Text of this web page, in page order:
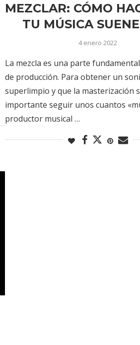
MEZCLAR: CÓMO
TU MÚSICA
4 enero 2022
La mezcla es una parte
de producción. Para obtener un
superlimpio y que la masterización
importante seguir unos cuantos
productor musical …